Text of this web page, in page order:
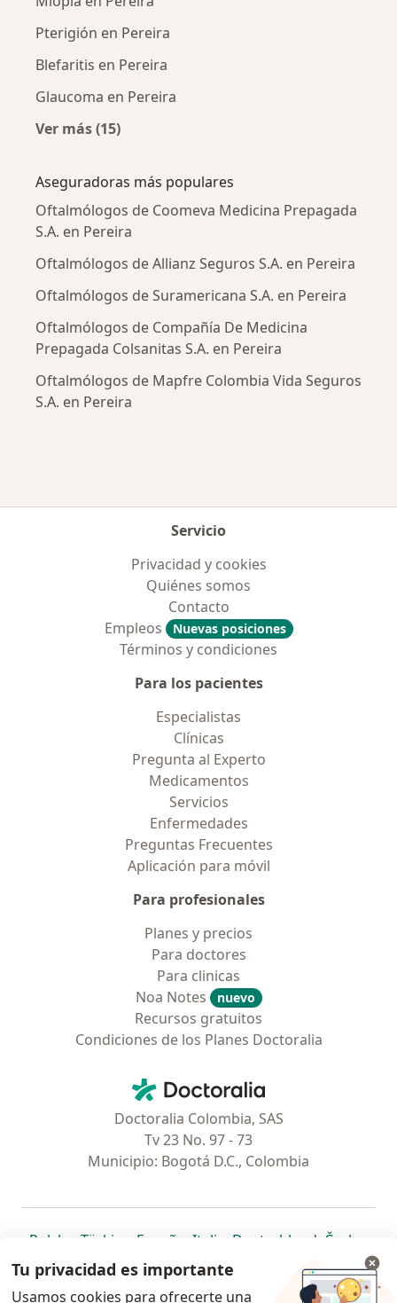
Pterigión en Pereira
Blefaritis en Pereira
Glaucoma en Pereira
Ver más (15)
Aseguradoras más populares
Oftalmólogos de Coomeva Medicina Prepagada
S.A. en Pereira
Oftalmólogos de Allianz Seguros S.A. en Pereira
Oftalmólogos de Suramericana S.A. en Pereira
Oftalmólogos de Compañía De Medicina
Prepagada Colsanitas S.A. en Pereira
Oftalmólogos de Mapfre Colombia Vida Seguros
S.A. en Pereira
Servicio
Privacidad y cookies
Quiénes somos
Contacto
Empleos
Nuevas posiciones
Términos y condiciones
Para los pacientes
Especialistas
Clínicas
Pregunta al Experto
Medicamentos
Servicios
Enfermedades
Preguntas Frecuentes
Aplicación para móvil
Para profesionales
Planes y precios
Para doctores
Para clinicas
Noa Notes
nuevo
Recursos gratuitos
Condiciones de los Planes Doctoralia
Doctoralia - Página de inicio
Doctoralia Colombia, SAS
Tv 23 No. 97 - 73
Municipio: Bogotá D.C., Colombia
Polska se abre en una nueva pestaña
Türkiye se abre en una nueva pestaña
España se abre en una nueva pestaña
Italia se abre en una nueva
Deutschlandse abre en
Česko
Portugal
se abre en una nueva pestaña
México se abre en una nueva pestaña
Chile se abre en una nueva pestaña
Brasil se abre en una nueva
se abre en
se
se abre en una nueva
Tu privacidad es importante
Usamos cookies para ofrecerte una